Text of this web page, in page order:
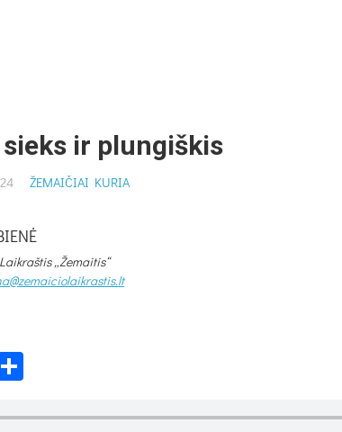
sieks ir plun­giš­kis
ŽEMAIČIAI KURIA
Laikraštis „Žemaitis“